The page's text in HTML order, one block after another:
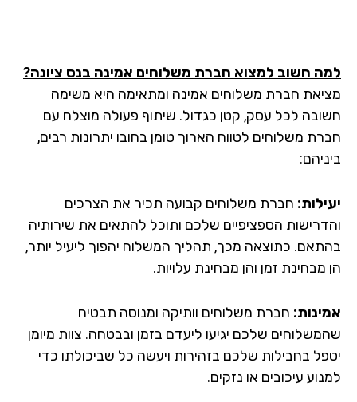
חשוב למצוא חברת משלוחים אמינה בנס ציונה?
חברת משלוחים אמינה ומתאימה היא משימה
לכל עסק, קטן כגדול. שיתוף פעולה מוצלח עם
משלוחים לטווח הארוך טומן בחובו יתרונות רבים,
חברת משלוחים קבועה תכיר את הצרכים
הספציפיים שלכם ותוכל להתאים את שירותיה
כתוצאה מכך, תהליך המשלוח יהפוך ליעיל יותר,
מבחינת זמן והן מבחינת עלויות.
חברת משלוחים וותיקה ומנוסה תבטיח
שלכם יגיעו ליעדם בזמן ובבטחה. צוות מיומן
בחבילות שלכם בזהירות ויעשה כל שביכולתו כדי
עיכובים או נזקים.